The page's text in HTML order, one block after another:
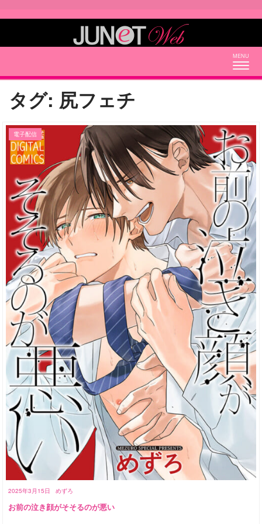
タグ: 尻フェチ
2025年3月15日 めずろ
電子配信
お前の泣き顔がそそるのが悪い